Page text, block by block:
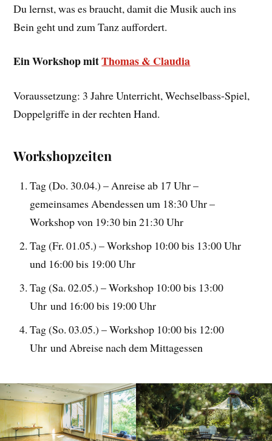
Du lernst, was es braucht, damit die Musik auch ins
Bein geht und zum Tanz auffordert.
Ein Workshop mitThomas & Claudia
Voraussetzung: 3 Jahre Unterricht, Wechselbass-Spiel,
Doppelgriffe in der rechten Hand.
Workshopzeiten
Tag (Do. 30.04.) – Anreise ab 17 Uhr –
gemeinsames Abendessen um 18:30 Uhr –
Workshop von 19:30 bin 21:30 Uhr
Tag (Fr. 01.05.) – Workshop 10:00 bis 13:00 Uhr
und 16:00 bis 19:00 Uhr
Tag (Sa. 02.05.) – Workshop 10:00 bis 13:00
Uhr und 16:00 bis 19:00 Uhr
Tag (So. 03.05.) – Workshop 10:00 bis 12:00
Uhr und Abreise nach dem Mittagessen